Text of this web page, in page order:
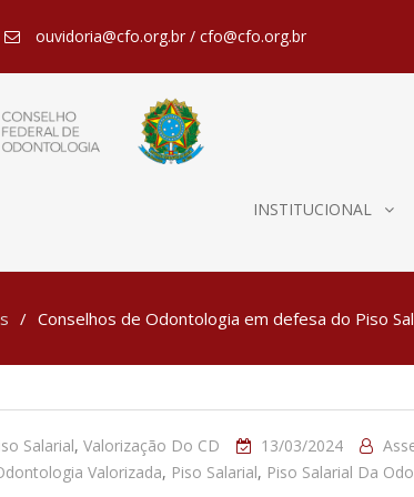
ouvidoria@cfo.org.br / cfo@cfo.org.br
INSTITUCIONAL
Conselhos de Odontologia em defesa do Piso
Salarial, Valorização Do CD 13/03/2024
Valorizada, Piso Salarial, Piso Salarial Da